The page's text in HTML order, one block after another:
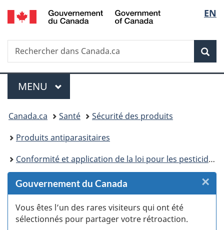
Passer
au
des
Passer
au
principal
Passer
à
Au
du
Passer
à
version
simplifiée
de
la
EN
Recherche
Rechercher
dans
Menu
MENU PRINCIPAL
Vous
êtes
ici :
Canada.ca Santé
Sécurité des produits
Produits antiparasitaires
Conformité et application de la loi pour les pesticides : Ressources
Gouvernement du Canada
Vous êtes l’un des rares visiteurs qui ont été
sélectionnés pour partager votre rétroaction.
×